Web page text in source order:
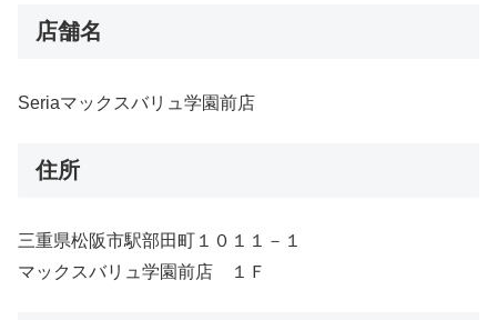
店舗名
Seriaマックスバリュ学園前店
住所
三重県松阪市駅部田町１０１１－１
マックスバリュ学園前店 １Ｆ